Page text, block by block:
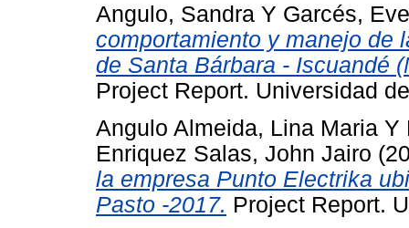
Angulo, Sandra Y Garcés,
comportamiento y manejo de
de Santa Bárbara - Iscuandé
Project Report. Universidad
Angulo Almeida, Lina Maria Y
Enriquez Salas, John Jairo
la empresa Punto Electrika
Pasto -2017. Project Report.